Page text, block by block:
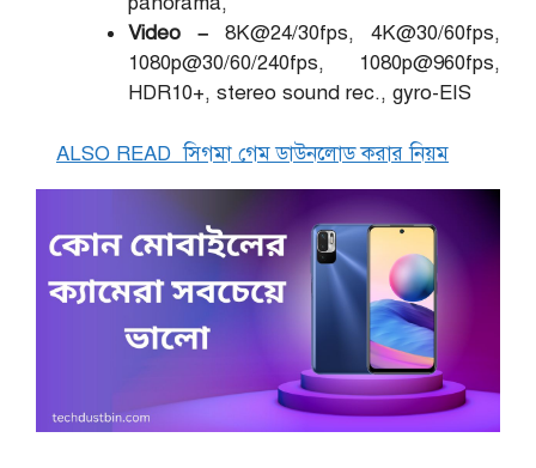
Video –8K@24/30fps, 4K@30/60fps,
1080p@30/60/240fps, 1080p@960fps,
HDR10+, stereo sound rec., gyro-EIS
ALSO READ সিগমা গেম ডাউনলোড করার নিয়ম